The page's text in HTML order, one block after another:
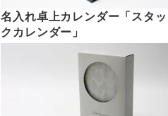
名入れ卓上カレンダー「スタッ
クカレンダー」